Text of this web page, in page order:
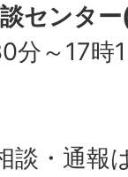
センタ
分～17時
談・通報